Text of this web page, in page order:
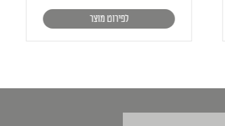
לפירוט מוצר